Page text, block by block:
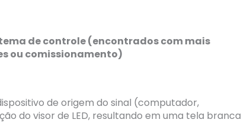
de controle (encontrados com mais
ou comissionamento)
de origem do sinal (computador,
do visor de LED, resultando em uma tela branca